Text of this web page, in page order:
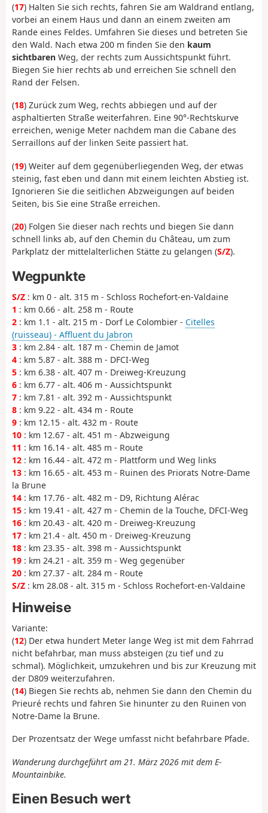
(17) Halten Sie sich rechts, fahren Sie am Waldrand entlang,
vorbei an einem Haus und dann an einem zweiten am
Rande eines Feldes. Umfahren Sie dieses und betreten Sie
den Wald. Nach etwa 200 m finden Sie den kaum
sichtbaren Weg, der rechts zum Aussichtspunkt führt.
Biegen Sie hier rechts ab und erreichen Sie schnell den
Rand der Felsen.
(18) Zurück zum Weg, rechts abbiegen und auf der
asphaltierten Straße weiterfahren. Eine 90°-Rechtskurve
erreichen, wenige Meter nachdem man die Cabane des
Serraillons auf der linken Seite passiert hat.
(19) Weiter auf dem gegenüberliegenden Weg, der etwas
steinig, fast eben und dann mit einem leichten Abstieg ist.
Ignorieren Sie die seitlichen Abzweigungen auf beiden
Seiten, bis Sie eine Straße erreichen.
(20) Folgen Sie dieser nach rechts und biegen Sie dann
schnell links ab, auf den Chemin du Château, um zum
Parkplatz der mittelalterlichen Stätte zu gelangen (S/Z).
Wegpunkte
S/Z : km 0 - alt. 315 m - Schloss Rochefort-en-Valdaine
1 : km 0.66 - alt. 258 m - Route
2 : km 1.1 - alt. 215 m - Dorf Le Colombier - Citelles
(ruisseau) - Affluent du Jabron
3 : km 2.84 - alt. 187 m - Chemin de Jamot
4 : km 5.87 - alt. 388 m - DFCI-Weg
5 : km 6.38 - alt. 407 m - Dreiweg-Kreuzung
6 : km 6.77 - alt. 406 m - Aussichtspunkt
7 : km 7.81 - alt. 392 m - Aussichtspunkt
8 : km 9.22 - alt. 434 m - Route
9 : km 12.15 - alt. 432 m - Route
10 : km 12.67 - alt. 451 m - Abzweigung
11 : km 16.14 - alt. 485 m - Route
12 : km 16.44 - alt. 472 m - Plattform und Weg links
13 : km 16.65 - alt. 453 m - Ruinen des Priorats Notre-Dame
la Brune
14 : km 17.76 - alt. 482 m - D9, Richtung Alérac
15 : km 19.41 - alt. 427 m - Chemin de la Touche, DFCI-Weg
16 : km 20.43 - alt. 420 m - Dreiweg-Kreuzung
17 : km 21.4 - alt. 450 m - Dreiweg-Kreuzung
18 : km 23.35 - alt. 398 m - Aussichtspunkt
19 : km 24.21 - alt. 359 m - Weg gegenüber
20 : km 27.37 - alt. 284 m - Route
S/Z : km 28.08 - alt. 315 m - Schloss Rochefort-en-Valdaine
Hinweise
Variante:
(12) Der etwa hundert Meter lange Weg ist mit dem Fahrrad
nicht befahrbar, man muss absteigen (zu tief und zu
schmal). Möglichkeit, umzukehren und bis zur Kreuzung mit
der D809 weiterzufahren.
(14) Biegen Sie rechts ab, nehmen Sie dann den Chemin du
Prieuré rechts und fahren Sie hinunter zu den Ruinen von
Notre-Dame la Brune.
Der Prozentsatz der Wege umfasst nicht befahrbare Pfade.
Wanderung durchgeführt am 21. März 2026 mit dem E-
Mountainbike.
Einen Besuch wert